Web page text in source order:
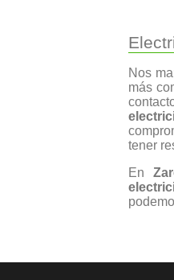
Nos
más
tener
En